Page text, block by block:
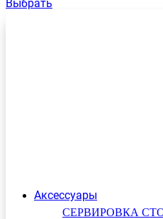
Аксессуары
СЕРВИРОВКА
Выбрать